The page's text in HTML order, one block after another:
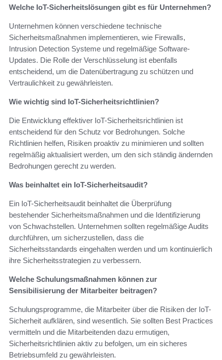
Welche IoT-Sicherheitslösungen gibt es für Unternehmen?
Unternehmen können verschiedene technische
Sicherheitsmaßnahmen implementieren, wie Firewalls,
Intrusion Detection Systeme und regelmäßige Software-
Updates. Die Rolle der Verschlüsselung ist ebenfalls
entscheidend, um die Datenübertragung zu schützen und
Vertraulichkeit zu gewährleisten.
Wie wichtig sind IoT-Sicherheitsrichtlinien?
Die Entwicklung effektiver IoT-Sicherheitsrichtlinien ist
entscheidend für den Schutz vor Bedrohungen. Solche
Richtlinien helfen, Risiken proaktiv zu minimieren und sollten
regelmäßig aktualisiert werden, um den sich ständig ändernden
Bedrohungen gerecht zu werden.
Was beinhaltet ein IoT-Sicherheitsaudit?
Ein IoT-Sicherheitsaudit beinhaltet die Überprüfung
bestehender Sicherheitsmaßnahmen und die Identifizierung
von Schwachstellen. Unternehmen sollten regelmäßige Audits
durchführen, um sicherzustellen, dass die
Sicherheitsstandards eingehalten werden und um kontinuierlich
ihre Sicherheitsstrategien zu verbessern.
Welche Schulungsmaßnahmen können zur
Sensibilisierung der Mitarbeiter beitragen?
Schulungsprogramme, die Mitarbeiter über die Risiken der IoT-
Sicherheit aufklären, sind wesentlich. Sie sollten Best Practices
vermitteln und die Mitarbeitenden dazu ermutigen,
Sicherheitsrichtlinien aktiv zu befolgen, um ein sicheres
Betriebsumfeld zu gewährleisten.